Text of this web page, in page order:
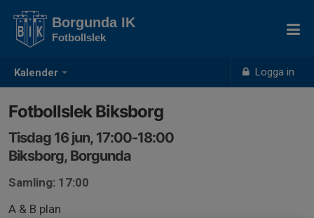
Kalender Logga in
Borgunda IK
Fotbollslek
Fotbollslek Biksborg
Tisdag 16 jun, 17:00-18:00
Biksborg, Borgunda
Samling: 17:00
A & B plan